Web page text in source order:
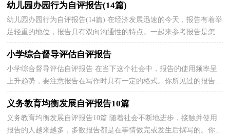
幼儿园办园行为自评报告(14篇)
幼儿园办园行为自评报告(14篇) 在经济发展迅速的今天，报告有着举
足轻重的地位，报告具有双向沟通性的特点。一起来参考报告是怎么
写的吧，以下是小编帮大家整理的幼儿园办园行为...
小学综合督导评估自评报告
小学综合督导评估自评报告 在当下这个社会中，报告的使用频率呈
上升趋势，要注意报告在写作时具有一定的格式。你所见过的报告是
什么样的呢？下面是小编为大家收集的小学综合督导...
义务教育均衡发展自评报告10篇
义务教育均衡发展自评报告10篇 随着社会不断地进步，接触并使用
报告的人越来越多，多数报告都是在事情做完或发生后撰写的。你还